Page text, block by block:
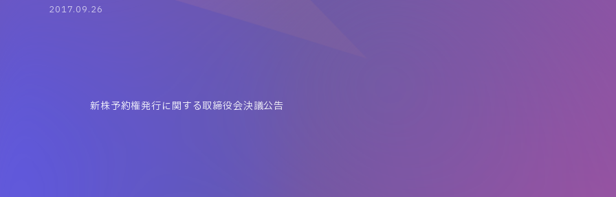
2017.09.26
新株予約権発行に関する取締役会決議公告